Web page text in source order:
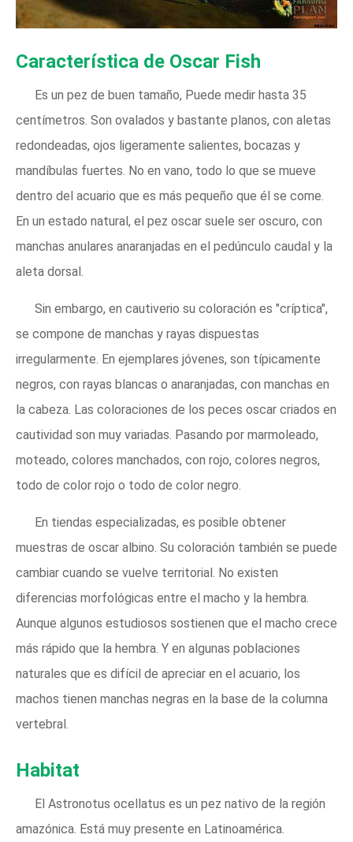
Característica de Oscar Fish
Es un pez de buen tamaño, Puede medir hasta 35
centímetros. Son ovalados y bastante planos, con aletas
redondeadas, ojos ligeramente salientes, bocazas y
mandíbulas fuertes. No en vano, todo lo que se mueve
dentro del acuario que es más pequeño que él se come.
En un estado natural, el pez oscar suele ser oscuro, con
manchas anulares anaranjadas en el pedúnculo caudal y la
aleta dorsal.
Sin embargo, en cautiverio su coloración es "críptica",
se compone de manchas y rayas dispuestas
irregularmente. En ejemplares jóvenes, son típicamente
negros, con rayas blancas o anaranjadas, con manchas en
la cabeza. Las coloraciones de los peces oscar criados en
cautividad son muy variadas. Pasando por marmoleado,
moteado, colores manchados, con rojo, colores negros,
todo de color rojo o todo de color negro.
En tiendas especializadas, es posible obtener
muestras de oscar albino. Su coloración también se puede
cambiar cuando se vuelve territorial. No existen
diferencias morfológicas entre el macho y la hembra.
Aunque algunos estudiosos sostienen que el macho crece
más rápido que la hembra. Y en algunas poblaciones
naturales que es difícil de apreciar en el acuario, los
machos tienen manchas negras en la base de la columna
vertebral.
Habitat
El Astronotus ocellatus es un pez nativo de la región
amazónica. Está muy presente en Latinoamérica.